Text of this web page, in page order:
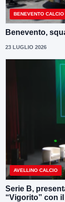
BENEVENTO CALCIO
Benevento,
23 LUGLIO 2026
AVELLINO CALCIO
Serie B,
“Vigorito” con